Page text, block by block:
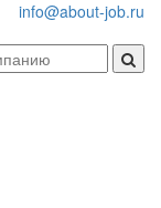
info@about-job.ru